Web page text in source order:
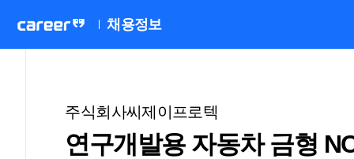
채용정보
주식회사씨제이프로텍
연구개발용 자동차 금형